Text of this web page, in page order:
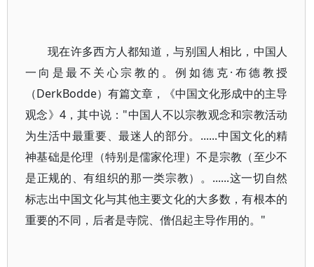
现在许多西方人都知道，与别国人相比，中国人
一向是最不关心宗教的。例如德克·布德教授
（DerkBodde）有篇文章，《中国文化形成中的主导
观念》4，其中说："中国人不以宗教观念和宗教活动
为生活中最重要、最迷人的部分。......中国文化的精
神基础是伦理（特别是儒家伦理）不是宗教（至少不
是正规的、有组织的那一类宗教）。......这一切自然
标志出中国文化与其他主要文化的大多数，有根本的
重要的不同，后者是寺院、僧侣起主导作用的。"